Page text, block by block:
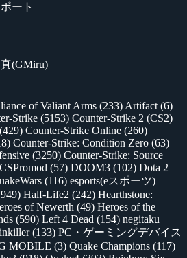
ート
(GMiru)
of Valiant Arms (233) Artifact (6)
Strike (5153) Counter-Strike 2 (CS2)
(429) Counter-Strike Online (260)
Counter-Strike: Condition Zero (63)
(3250) Counter-Strike: Source
CSPromod (57) DOOM3 (102) Dota 2
(116) esports(eスポーツ)
Half-Life2 (242) Hearthstone:
of Newerth (49) Heroes of the
(590) Left 4 Dead (154) negitaku
(133) PC・ゲーミングデバイス
MOBILE (3) Quake Champions (117)